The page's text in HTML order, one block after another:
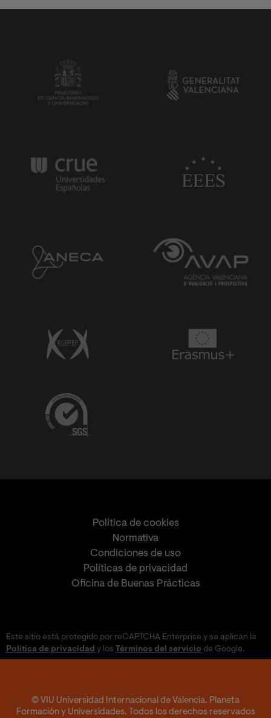
Política de cookies
Normativa
Condiciones de uso
Políticas de privacidad
Oficina de Buenas Prácticas
Este sitio está protegido por reCAPTCHA Enterprise y se aplican la
Política de privacidad y los Términos del servicio de Google.
© VIU Universidad Internacional de Valencia. Planeta
Formación y Universidades. Todos los derechos reservados